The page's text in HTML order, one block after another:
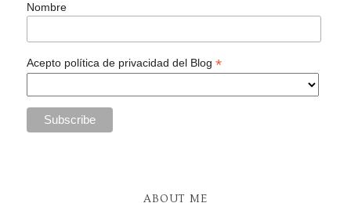
Nombre
Acepto política de privacidad del Blog*
ABOUT ME